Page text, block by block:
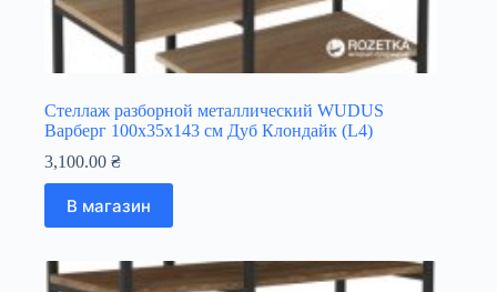
Стеллаж разборной металлический WUDUS
Варберг 100х35х143 см Дуб Клондайк (L4)
3,100.00 ₴
В магазин